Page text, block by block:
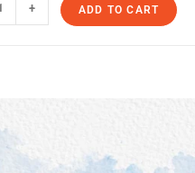
+ ADD TO CART